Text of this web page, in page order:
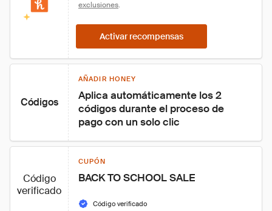
exclusiones.
Activar recompensas
Códigos
AÑADIR HONEY
Aplica automáticamente los 2
códigos durante el proceso de
pago con un solo clic
Código
verificado
CUPÓN
BACK TO SCHOOL SALE
Código verificado